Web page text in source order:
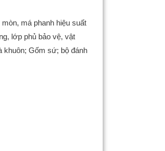
má phanh hiệu suất
lớp phủ bảo vệ, vật
khuôn; Gốm sứ; bộ đánh